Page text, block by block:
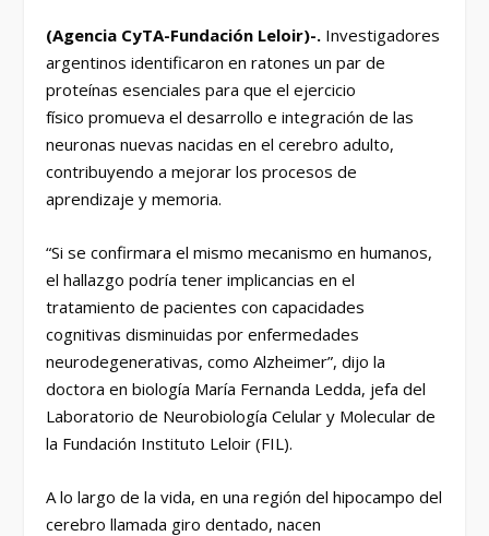
(Agencia CyTA-Fundación Leloir)-. Investigadores
argentinos identificaron en ratones un par de
proteínas esenciales para que el ejercicio
físico promueva el desarrollo e integración de las
neuronas nuevas nacidas en el cerebro adulto,
contribuyendo a mejorar los procesos de
aprendizaje y memoria.
“Si se confirmara el mismo mecanismo en humanos,
el hallazgo podría tener implicancias en el
tratamiento de pacientes con capacidades
cognitivas disminuidas por enfermedades
neurodegenerativas, como Alzheimer”, dijo la
doctora en biología María Fernanda Ledda, jefa del
Laboratorio de Neurobiología Celular y Molecular de
la Fundación Instituto Leloir (FIL).
A lo largo de la vida, en una región del hipocampo del
cerebro llamada giro dentado, nacen